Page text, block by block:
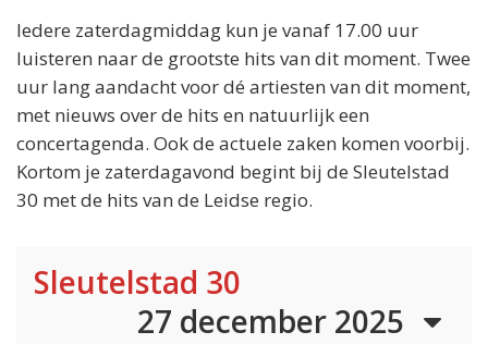
Iedere zaterdagmiddag kun je vanaf 17.00 uur
luisteren naar de grootste hits van dit moment. Twee
uur lang aandacht voor dé artiesten van dit moment,
met nieuws over de hits en natuurlijk een
concertagenda. Ook de actuele zaken komen voorbij.
Kortom je zaterdagavond begint bij de Sleutelstad
30 met de hits van de Leidse regio.
Sleutelstad 30
27 december 2025